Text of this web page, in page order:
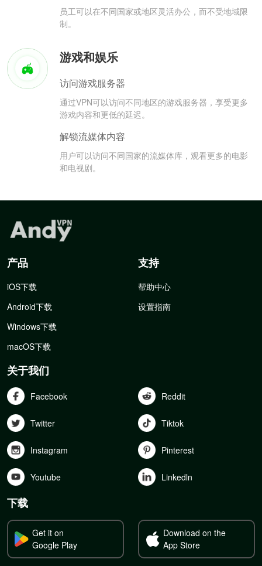
员工可以在不同国家或地区灵活办公，而不受地域限
制。
游戏和娱乐
访问游戏服务器
通过VPN可以访问不同地区的游戏服务器，享受更多
游戏内容和更低的延迟。
解锁流媒体内容
用户可以访问不同国家的流媒体库，观看更多的电影
和电视剧。
产品
iOS下载
Android下载
Windows下载
macOS下载
支持
帮助中心
设置指南
关于我们
Facebook Reddit
Twitter Tiktok
Instagram Pinterest
Youtube Linkedln
下载
Get it on
Google Play
Download on the
App Store